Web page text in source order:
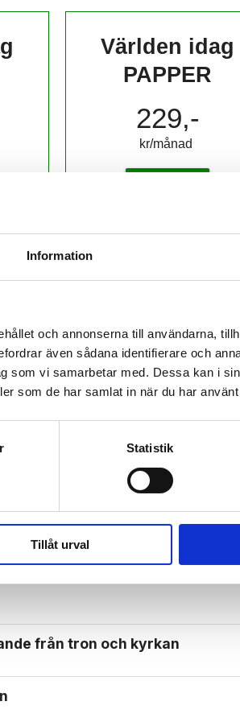
Information
och annonserna till användarna,
även sådana identifierare och
som vi samarbetar med. Dessa kan i
som de har samlat in när du har
Statistik
Tillåt urval
Världen idag
PAPPER
229,-
kr/månad ​​​​​​
in
det omöjliga möjligt”
från tron och kyrkan